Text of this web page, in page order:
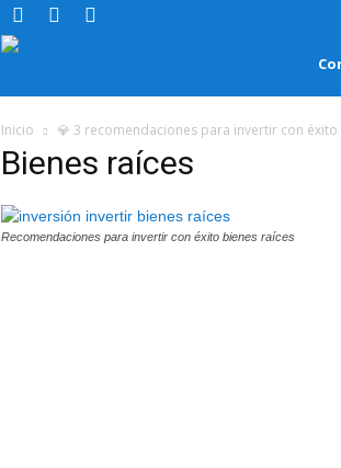
para
Inicio 💎 3 recomendaciones para invertir con
Bienes raíces
Recomendaciones para invertir con éxito bienes raíces